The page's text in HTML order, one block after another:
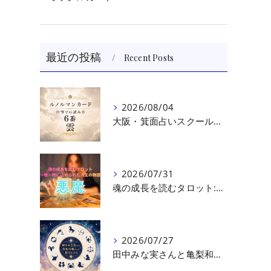
最近の投稿 Recent Posts
2026/08/04
大阪・箕面占いスクール 原 史恵 | ルノルマンカード読み方のコツ「雲」 仕事をテーマに占った場合
2026/07/31
魂の成長を読むタロット:悪魔（第十七回目）｜大阪・箕面占いスクールラブアンドライト
2026/07/27
田中みな実さんと亀梨和也さんの相性を読む｜大阪・箕面占いスクールラブアンドライト